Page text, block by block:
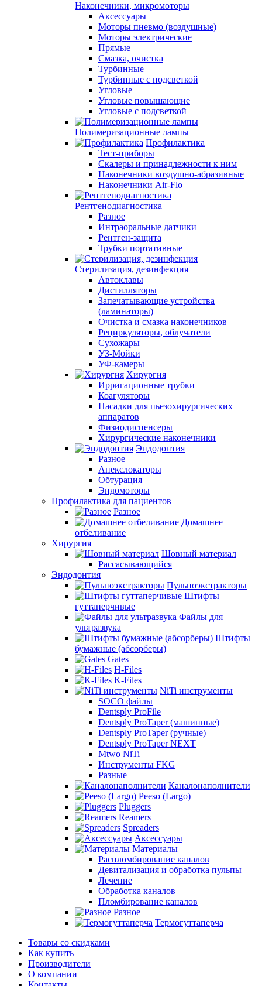
Наконечники, микромоторы
Аксессуары
Моторы пневмо (воздушные)
Моторы электрические
Прямые
Смазка, очистка
Турбинные
Турбинные с подсветкой
Угловые
Угловые повышающие
Угловые с подсветкой
Полимеризационные лампы
Профилактика
Тест-приборы
Скалеры и принадлежности к ним
Наконечники воздушно-абразивные
Наконечники Air-Flo
Рентгенодиагностика
Разное
Интраоральные датчики
Рентген-защита
Трубки портативные
Стерилизация, дезинфекция
Автоклавы
Дистилляторы
Запечатывающие устройства
(ламинаторы)
Очистка и смазка наконечников
Рециркуляторы, облучатели
Сухожары
УЗ-Мойки
УФ-камеры
Хирургия
Ирригационные трубки
Коагуляторы
Насадки для пьезохирургических
аппаратов
Физиодиспенсеры
Хирургические наконечники
Эндодонтия
Разное
Апекслокаторы
Обтурация
Эндомоторы
Профилактика для пациентов
Разное
Домашнее
отбеливание
Хирургия
Шовный материал
Рассасывающийся
Эндодонтия
Пульпоэкстракторы
Штифты
гуттаперчивые
Файлы для
ультразвука
Штифты
бумажные (абсорберы)
Gates
H-Files
K-Files
NiTi инструменты
SOCO файлы
Dentsply ProFile
Dentsply ProTaper (машинные)
Dentsply ProTaper (ручные)
Dentsply ProTaper NEXT
Mtwo NiTi
Инструменты FKG
Разные
Каналонаполнители
Peeso (Largo)
Pluggers
Reamers
Spreaders
Аксессуары
Материалы
Распломбирование каналов
Девитализация и обработка пульпы
Лечение
Обработка каналов
Пломбирование каналов
Разное
Термогуттаперча
Товары со скидками
Как купить
Производители
О компании